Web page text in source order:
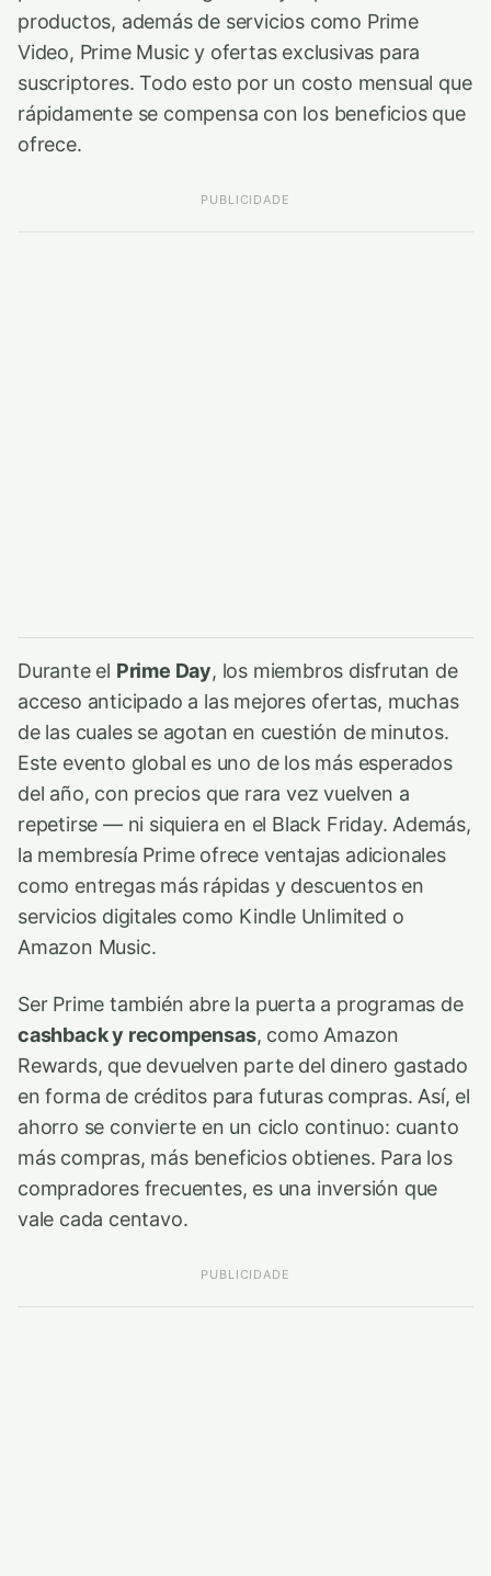
productos, además de servicios como Prime
Video, Prime Music y ofertas exclusivas para
suscriptores. Todo esto por un costo mensual que
rápidamente se compensa con los beneficios que
ofrece.
PUBLICIDADE
Durante el Prime Day, los miembros disfrutan de
acceso anticipado a las mejores ofertas, muchas
de las cuales se agotan en cuestión de minutos.
Este evento global es uno de los más esperados
del año, con precios que rara vez vuelven a
repetirse — ni siquiera en el Black Friday. Además,
la membresía Prime ofrece ventajas adicionales
como entregas más rápidas y descuentos en
servicios digitales como Kindle Unlimited o
Amazon Music.
Ser Prime también abre la puerta a programas de
cashback y recompensas, como Amazon
Rewards, que devuelven parte del dinero gastado
en forma de créditos para futuras compras. Así, el
ahorro se convierte en un ciclo continuo: cuanto
más compras, más beneficios obtienes. Para los
compradores frecuentes, es una inversión que
vale cada centavo.
PUBLICIDADE